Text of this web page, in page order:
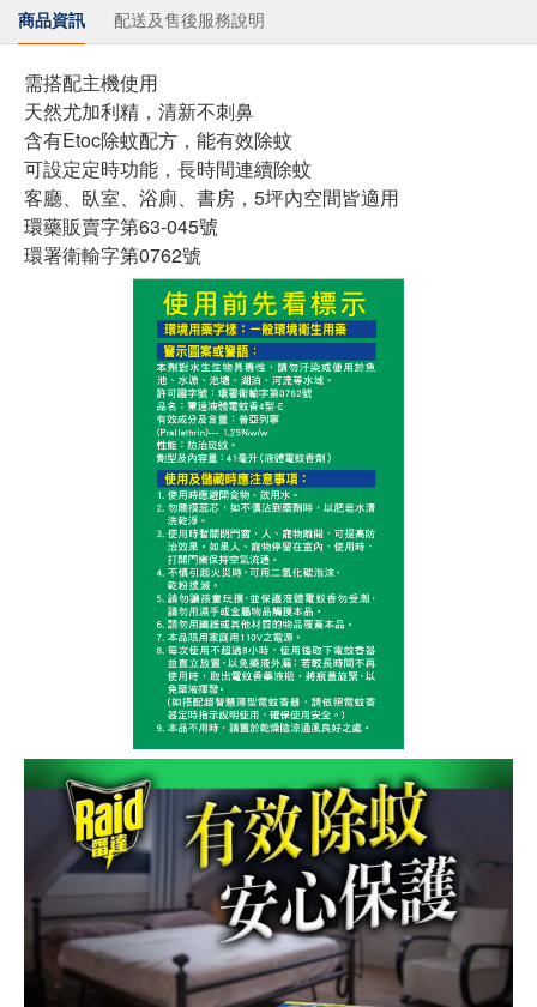
商品資訊 配送及售後服務說明
需搭配主機使用
天然尤加利精，清新不刺鼻
含有Etoc除蚊配方，能有效除蚊
可設定定時功能，長時間連續除蚊
客廳、臥室、浴廁、書房，5坪內空間皆適用
環藥販賣字第63-045號
環署衛輸字第0762號